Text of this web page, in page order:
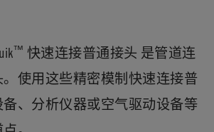
™ 快速连接普通接头 是管道连
使用这些精密模制快速连接普
、分析仪器或空气驱动设备等